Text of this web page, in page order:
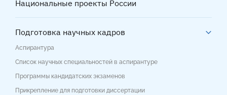
Национальные проекты России
Подготовка научных кадров
Аспирантура
Список научных специальностей в аспирантуре
Программы кандидатских экзаменов
Прикрепление для подготовки диссертации